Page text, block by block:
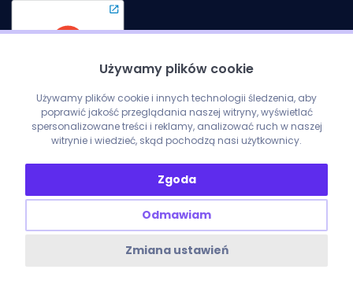
Używamy plików cookie
Używamy plików cookie i innych technologii śledzenia, aby
poprawić jakość przeglądania naszej witryny, wyświetlać
spersonalizowane treści i reklamy, analizować ruch w naszej
witrynie i wiedzieć, skąd pochodzą nasi użytkownicy.
Zgoda
Odmawiam
Zmiana ustawień
Przydatne linki
Słownik marketingowy
Kalkulator ROAS
Działamy lokalnie